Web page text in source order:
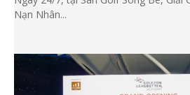
Nạn Nhân...